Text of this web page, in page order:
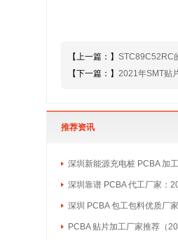
【上一篇：】 STC89C52RC
【下一篇：】 2021年SMT贴
推荐资讯
深圳新能源充电桩 PCBA 加
深圳靠谱 PCBA 代工厂家：
深圳 PCBA 包工包料优质厂
PCBA 贴片加工厂家推荐（